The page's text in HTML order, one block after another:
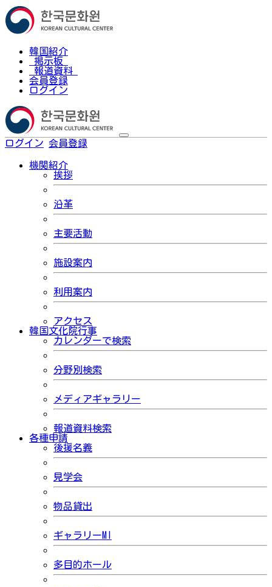
韓国紹介
掲示板
報道資料
会員登録
ログイン
ログイン 会員登録
機関紹介
挨拶
沿革
主要活動
施設案内
利用案内
アクセス
韓国文化院行事
カレンダーで検索
分野別検索
メディアギャラリー
報道資料検索
各種申請
後援名義
見学会
物品貸出
ギャラリーMI
多目的ホール